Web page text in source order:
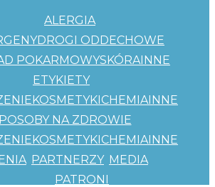
ALERGIA
DROGI ODDECHOWE
POKARMOWYSKÓRAINNE
ETYKIETY
KOSMETYKICHEMIAINNE
NA ZDROWIE
KOSMETYKICHEMIAINNE
PARTNERZY
PATRONI
MEDIA